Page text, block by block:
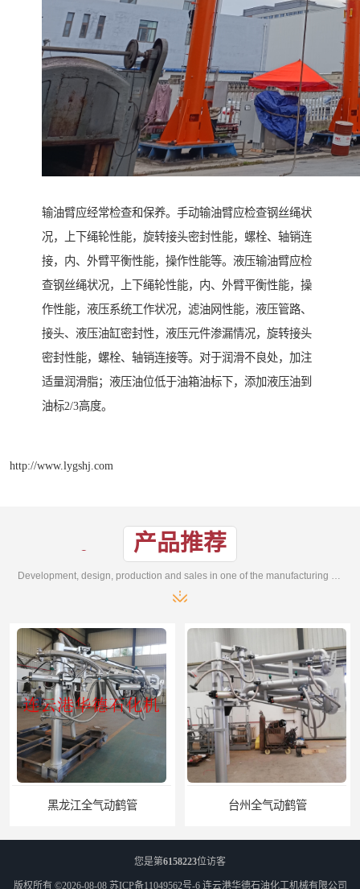
输油臂应经常检查和保养。手动输油臂应检查钢丝绳状
况，上下绳轮性能，旋转接头密封性能，螺栓、轴销连
接，内、外臂平衡性能，操作性能等。液压输油臂应检
查钢丝绳状况，上下绳轮性能，内、外臂平衡性能，操
作性能，液压系统工作状况，滤油网性能，液压管路、
接头、液压油缸密封性，液压元件渗漏情况，旋转接头
密封性能，螺栓、轴销连接等。对于润滑不良处，加注
适量润滑脂；液压油位低于油箱油标下，添加液压油到
油标2/3高度。
http://www.lygshj.com
产品推荐
Development, design, production and sales in one of the manufacturing enterprises
黑龙江全气动鹤管 台州全气动鹤管
您是第6158223位访客
版权所有 ©2026-08-08 苏ICP备11049562号-6 连云港华德石油化工机械有限公司